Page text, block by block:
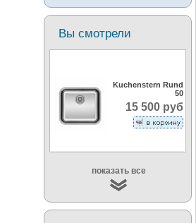
Смесители под бронзу
Вы смотрели
Kuchenstern Rund
50
15 500 руб
показать все